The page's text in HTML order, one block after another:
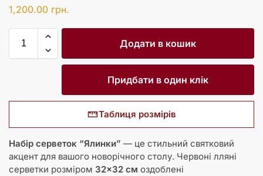
1,200.00 грн.
Додати в кошик
Придбати в один клік
Таблиця розмірів
Набір серветок “Ялинки” — це стильний святковий
акцент для вашого новорічного столу. Червоні лляні
серветки розміром 32×32 см оздоблені